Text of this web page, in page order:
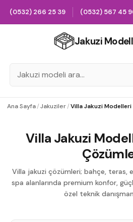
(0532) 266 25 39 (0532) 567 45
Jakuzi
Ana Sayfa/Jakuziler/Villa Jakuzi
Villa Jakuzi
Villa jakuzi çözümleri; bahçe, teras,
spa alanlarında premium konfor,
özel teknik